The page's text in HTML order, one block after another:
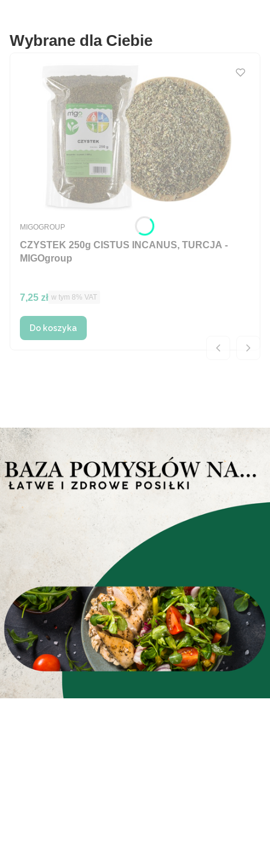
Wybrane dla Ciebie
CZYSTEK 250g CISTUS INCANUS, TURCJA -
MIGOgroup
PRODUCENT
MIGOGROUP
Cena brutto
7,25 zł w tym %s VAT
w tym 8% VAT
Do koszyka